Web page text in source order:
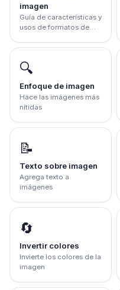
imagen
Guía de características y
usos de formatos de
🔍
Enfoque de imagen
Hace las imágenes más
nítidas
📝
Texto sobre imagen
Agrega texto a
imágenes
🔄
Invertir colores
Invierte los colores de la
imagen